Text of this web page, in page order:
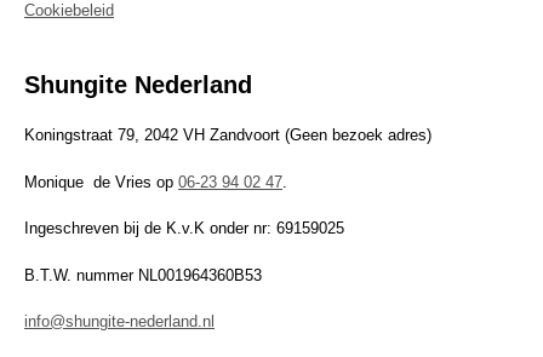
Cookiebeleid
Shungite Nederland
Koningstraat 79, 2042 VH Zandvoort (Geen bezoek adres)
Monique de Vries op 06-23 94 02 47
Ingeschreven bij de K.v.K onder nr: 69159025
B.T.W. nummer NL001964360B53
info@shungite-nederland.nl